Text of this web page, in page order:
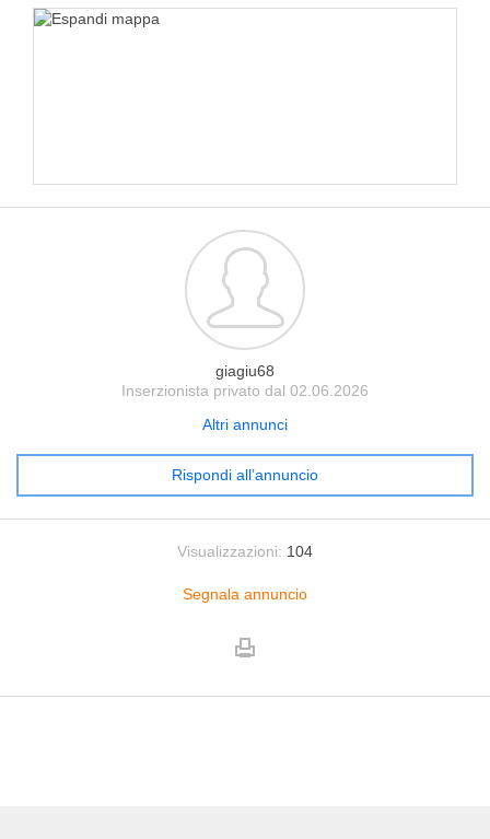
giagiu68
Inserzionista privato dal 02.06.2026
Altri annunci
Rispondi all’annuncio
Visualizzazioni: 104
Segnala annuncio